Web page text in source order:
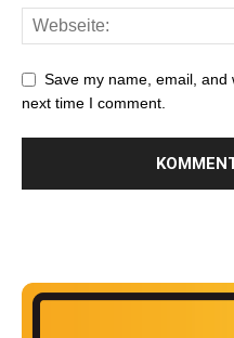
Save my name, email,
next time I comment.